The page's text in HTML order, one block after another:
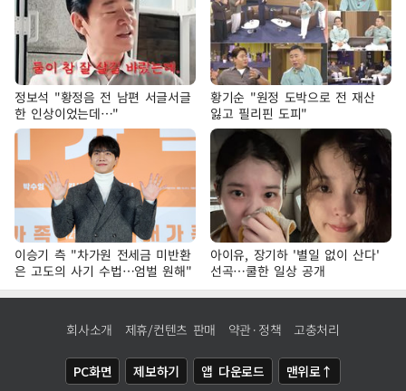
정보석 "황정음 전 남편 서글서글
한 인상이었는데…"
황기순 "원정 도박으로 전 재산
잃고 필리핀 도피"
이승기 측 "차가원 전세금 미반환
은 고도의 사기 수법…엄벌 원해"
아이유, 장기하 '별일 없이 산다'
선곡…쿨한 일상 공개
회사소개 제휴/컨텐츠 판매 약관·정책 고충처리
PC화면 제보하기 앱 다운로드 맨위로↑